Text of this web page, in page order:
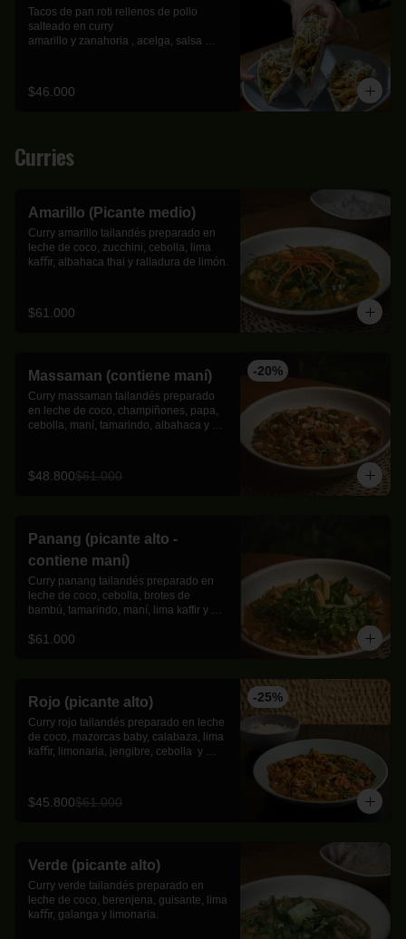
Tacos de pan roti rellenos de pollo
salteado en curry
amarillo y zanahoria , acelga, salsa
$46.000
Curries
Amarillo (Picante medio)
Curry amarillo tailandés preparado en
leche de coco, zucchini, cebolla, lima
kaﬃr, albahaca thai y ralladura de limón.
$61.000
-20%
Massaman (contiene maní)
Curry massaman tailandés preparado
en leche de coco, champiñones, papa,
cebolla, maní, tamarindo, albahaca y
$48.800$61.000
Panang (picante alto -
contiene maní)
Curry panang tailandés preparado en
leche de coco, cebolla, brotes de
bambú, tamarindo, maní, lima kaffir y
$61.000
-25%
Rojo (picante alto)
Curry rojo tailandés preparado en leche
de coco, mazorcas baby, calabaza, lima
kaﬃr, limonaria, jengibre, cebolla  y
$45.800$61.000
Verde (picante alto)
Curry verde tailandés preparado en
leche de coco, berenjena, guisante, lima
kaﬃr, galanga y limonaria.